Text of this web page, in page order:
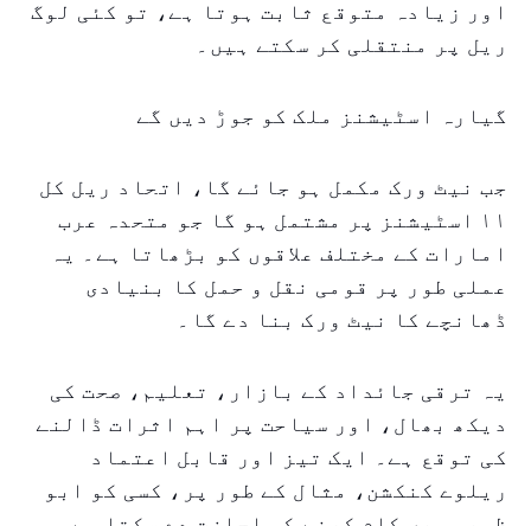
اور زیادہ متوقع ثابت ہوتا ہے، تو کئی لوگ
ریل پر منتقلی کر سکتے ہیں۔
گیارہ اسٹیشنز ملک کو جوڑ دیں گے
جب نیٹ ورک مکمل ہو جائے گا، اتحاد ریل کل
۱۱ اسٹیشنز پر مشتمل ہو گا جو متحدہ عرب
امارات کے مختلف علاقوں کو بڑھاتا ہے۔ یہ
عملی طور پر قومی نقل و حمل کا بنیادی
ڈھانچے کا نیٹ ورک بنا دے گا۔
یہ ترقی جائداد کے بازار، تعلیم، صحت کی
دیکھ بھال، اور سیاحت پر اہم اثرات ڈالنے
کی توقع ہے۔ ایک تیز اور قابل اعتماد
ریلوے کنکشن، مثال کے طور پر، کسی کو ابو